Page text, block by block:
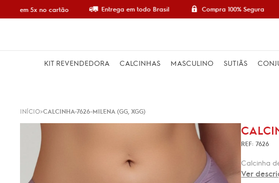
em 5x no cartão Entrega em todo Brasil Compra 100% Segura
KIT REVENDEDORA CALCINHAS MASCULINO SUTIÃS
INÍCIO CALCINHA-7626-MILENA (GG, XGG)
REF: 7626
Calcinha
Ver